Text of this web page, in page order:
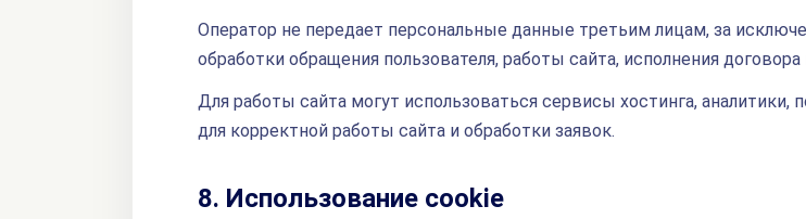
Оператор не передает персональные данные третьим лицам, за
обработки обращения пользователя, работы сайта, исполнения
Для работы сайта могут использоваться сервисы хостинга,
для корректной работы сайта и обработки заявок.
8. Использование cookie